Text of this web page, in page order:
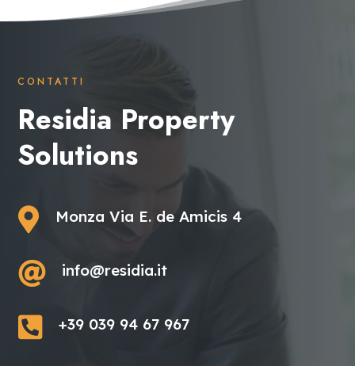
CONTATTI
Residia Property
Solutions
 Monza Via E. de Amicis 4
 info@residia.it
 +39 039 94 67 967